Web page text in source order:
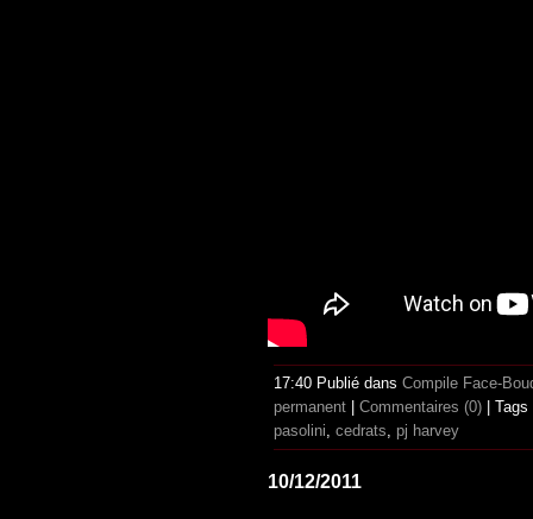
17:40 Publié dans Compile Face-
permanent
Commentaires (0) |
pasolini, cedrats, pj harvey
10/12/2011